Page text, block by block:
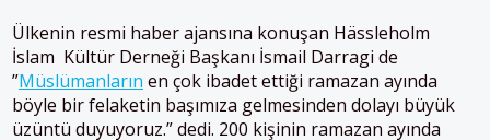
Ülkenin resmi haber ajansına konuşan Hässleholm
İslam Kültür Derneği Başkanı İsmail Darragi de
”Müslümanların en çok ibadet ettiği ramazan ayında
böyle bir felaketin başımıza gelmesinden dolayı büyük
üzüntü duyuyoruz.” dedi. 200 kişinin ramazan ayında